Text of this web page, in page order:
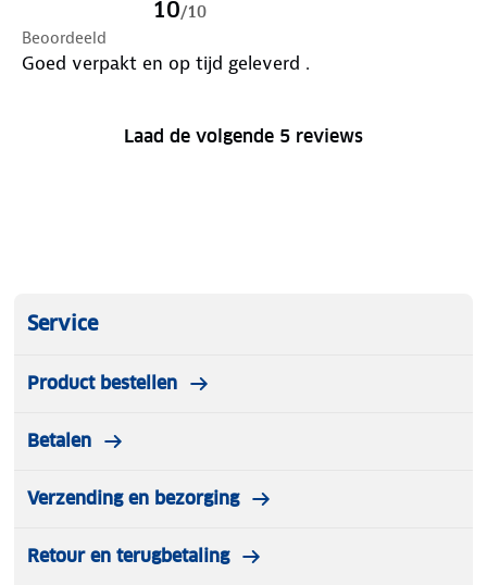
10/10
Beoordeeld
Goed verpakt en op tijd geleverd .
Laad de volgende 5 reviews
Service
Product bestellen
Betalen
Verzending en bezorging
Retour en terugbetaling